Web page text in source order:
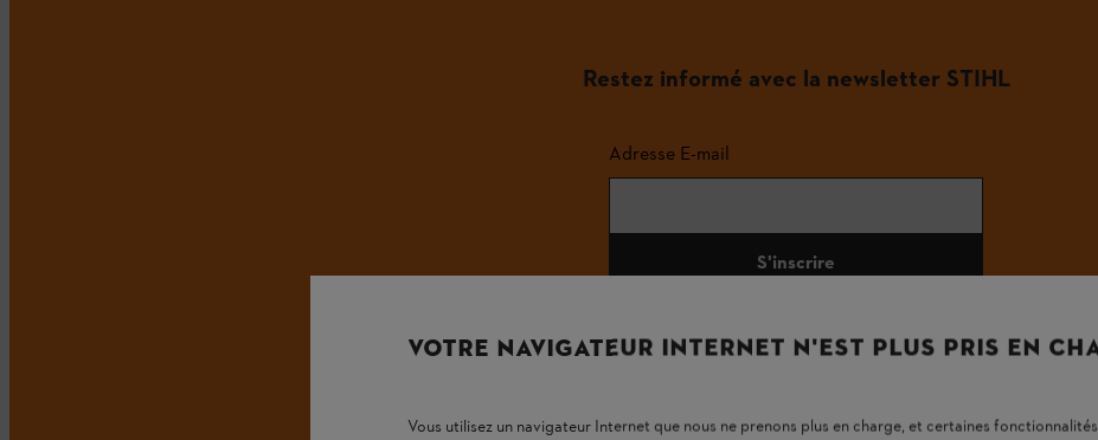
Restez informé avec la newsletter STIHL
Adresse E-mail
S'inscrire
VOTRE NAVIGATEUR INTERNET N'EST PLUS PRIS EN
Vous utilisez un navigateur Internet que nous ne prenons plus en charge, et certaines